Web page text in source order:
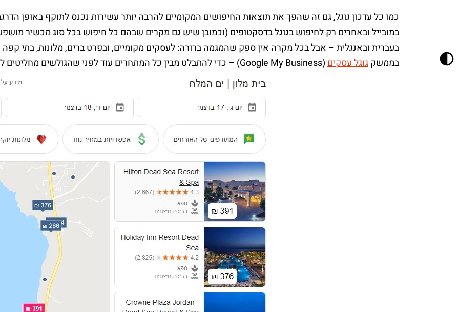
כמו כל עדכון גוגל, גם זה שהפך את תוצאות החיפושים המקומיים להרבה יותר עשירות נכנס לתוקף באופן
במובייל ובאחרים רק לחיפוש בגוגל בדסקטופים (וכמובן שיש גם מקרים שבהם כל חיפוש בכל סוג מכשיר מושפע
בעברית ובאנגלית – אבל בכל מקרה אין ספק שהמגמה ברורה: לעסקים מקומיים, ובפרט ברים, מלונות, בתי קפה
בממשקגוגל עסקים(Google My Business) – כדי להתבלט מבין כל המתחרים עוד לפני שהגולשים מחליטים לאיזה מן האתרים להיכנס.